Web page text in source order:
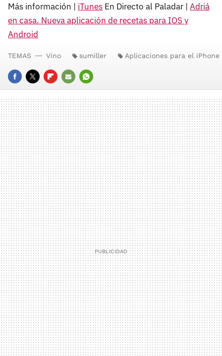
Más información | iTunes En Directo al Paladar | Adriá
en casa. Nueva aplicación de recetas para IOS y
Android
FACEBOOK
TWITTERFLIPBOARD
E-
MAIL
WHATSAPP
TEMAS Vino sumiller Aplicaciones para el iPhone